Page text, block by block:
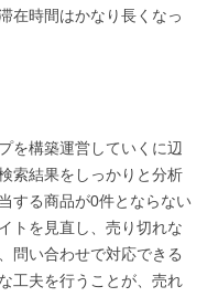
在時間はかなり長くなっ
を構築運営していくに辺
索結果をしっかりと分析
する商品が0件とならない
トを見直し、売り切れな
問い合わせで対応できる
工夫を行うことが、売れ